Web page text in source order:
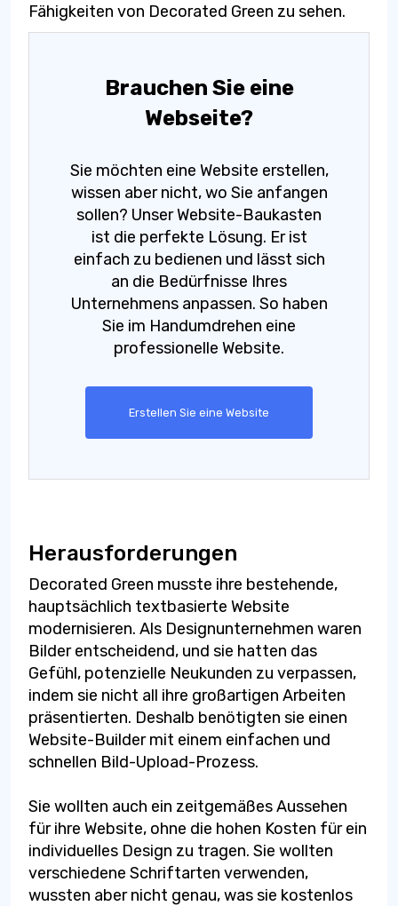
Fähigkeiten von Decorated Green zu sehen.
Brauchen Sie eine
Webseite?
Sie möchten eine Website erstellen,
wissen aber nicht, wo Sie anfangen
sollen? Unser Website-Baukasten
ist die perfekte Lösung. Er ist
einfach zu bedienen und lässt sich
an die Bedürfnisse Ihres
Unternehmens anpassen. So haben
Sie im Handumdrehen eine
professionelle Website.
Erstellen Sie eine Website
Herausforderungen
Decorated Green musste ihre bestehende,
hauptsächlich textbasierte Website
modernisieren. Als Designunternehmen waren
Bilder entscheidend, und sie hatten das
Gefühl, potenzielle Neukunden zu verpassen,
indem sie nicht all ihre großartigen Arbeiten
präsentierten. Deshalb benötigten sie einen
Website-Builder mit einem einfachen und
schnellen Bild-Upload-Prozess.
Sie wollten auch ein zeitgemäßes Aussehen
für ihre Website, ohne die hohen Kosten für ein
individuelles Design zu tragen. Sie wollten
verschiedene Schriftarten verwenden,
wussten aber nicht genau, was sie kostenlos